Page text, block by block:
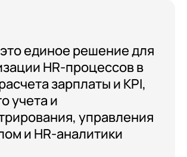
единое решение для
HR-процессов в
зарплаты и KPI,
учета и
управления
и HR-аналитики